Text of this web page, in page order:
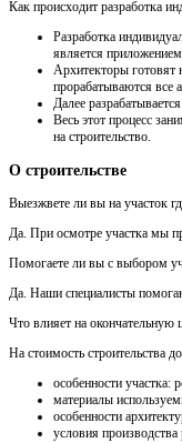
Как происходит разработка
Разработка
является
Архитекторы готовят
прорабатываются все
Далее
Весь этот процесс
на строительство.
О строительстве
Выезжвете ли вы на участок
Да. При осмотре участка мы
Помогаете ли вы с выбором
Да. Наши специалисты
Что влияет на окончательную
На стоимость строительства
особенности участка:
материалы
особенности
условия